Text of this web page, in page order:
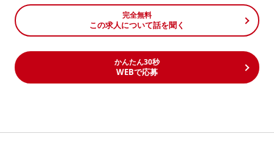
完全無料
この求人について話を聞く
かんたん30秒
WEBで応募